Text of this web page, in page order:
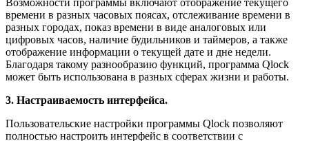
Возможности программы включают отображение текущего
времени в разных часовых поясах, отслеживание времени в
разных городах, показ времени в виде аналоговых или
цифровых часов, наличие будильников и таймеров, а также
отображение информации о текущей дате и дне недели.
Благодаря такому разнообразию функций, программа Qlock
может быть использована в разных сферах жизни и работы.
3. Настраиваемость интерфейса.
Пользовательские настройки программы Qlock позволяют
полностью настроить интерфейс в соответствии с